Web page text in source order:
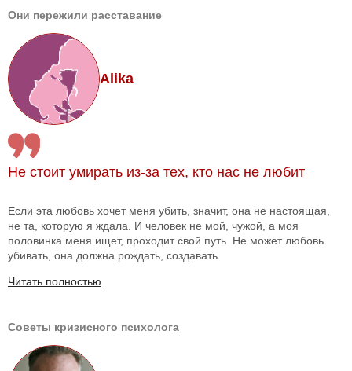
Они пережили расставание
Alika
Не стоит умирать из-за тех, кто нас не любит
Если эта любовь хочет меня убить, значит, она не настоящая,
не та, которую я ждала. И человек не мой, чужой, а моя
половинка меня ищет, проходит свой путь. Не может любовь
убивать, она должна рождать, создавать.
Читать полностью
Советы кризисного психолога